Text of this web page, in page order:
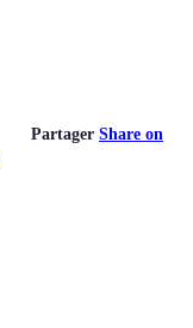
Partager Share on